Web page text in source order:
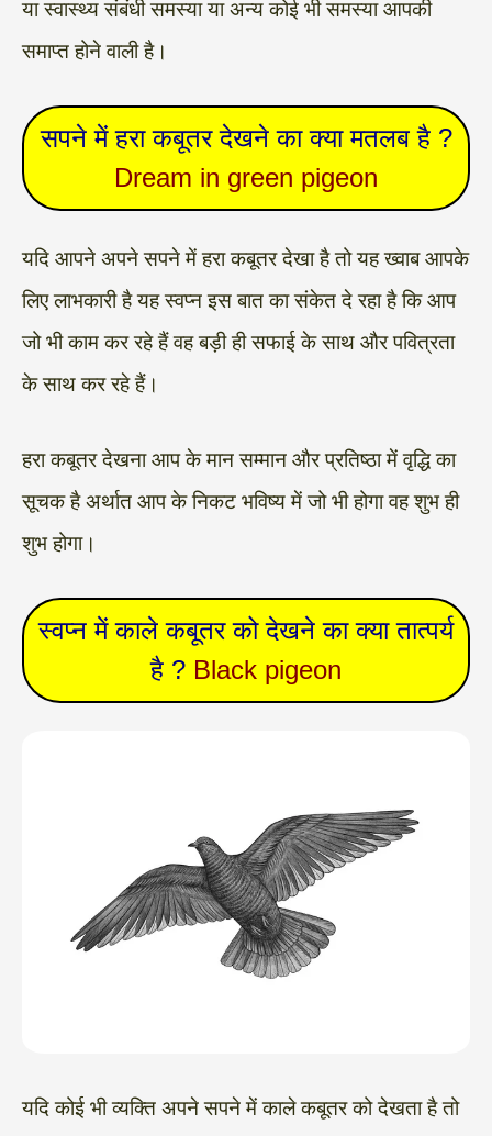
या स्वास्थ्य संबंधी समस्या या अन्य कोई भी समस्या आपकी
समाप्त होने वाली है।
सपने में हरा कबूतर देखने का क्या मतलब है ?
Dream in green pigeon
यदि आपने अपने सपने में हरा कबूतर देखा है तो यह ख्वाब आपके
लिए लाभकारी है यह स्वप्न इस बात का संकेत दे रहा है कि आप
जो भी काम कर रहे हैं वह बड़ी ही सफाई के साथ और पवित्रता
के साथ कर रहे हैं।
हरा कबूतर देखना आप के मान सम्मान और प्रतिष्ठा में वृद्धि का
सूचक है अर्थात आप के निकट भविष्य में जो भी होगा वह शुभ ही
शुभ होगा।
स्वप्न में काले कबूतर को देखने का क्या तात्पर्य
है ? Black pigeon
यदि कोई भी व्यक्ति अपने सपने में काले कबूतर को देखता है तो